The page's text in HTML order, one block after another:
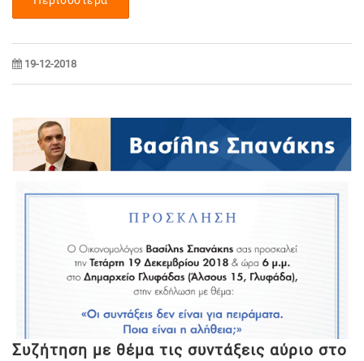
19-12-2018
Συζήτηση με θέμα τις συντάξεις αύριο στο